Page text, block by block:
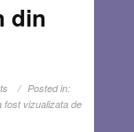
din
Posted in:
fost vizualizata de